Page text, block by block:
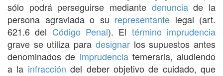
sólo podrá perseguirse mediante denunciade la
persona agraviada o su representante legal (art.
621.6 del Código Penal). El término imprudencia
grave se utiliza para designarlos supuestos antes
denominados de imprudenciatemeraria, aludiendo
a la infracción del deber objetivo de cuidado, que